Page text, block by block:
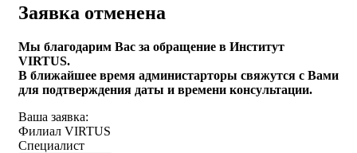
Заявка отменена
Мы благодарим Вас за обращение в Институт
VIRTUS.
В ближайшее время администарторы свяжутся с Вами
для подтверждения даты и времени консультации.
Ваша заявка:
Филиал VIRTUS
Специалист